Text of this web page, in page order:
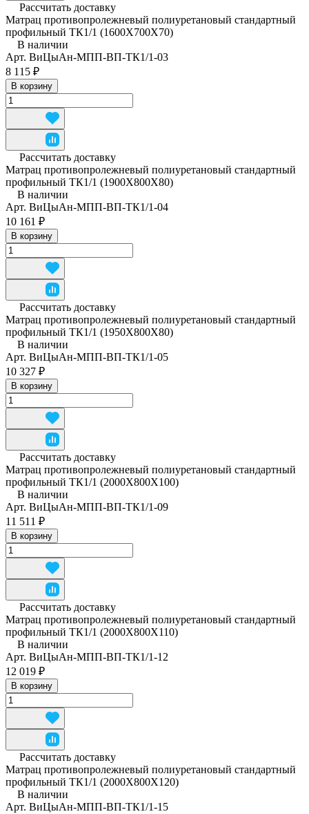
Рассчитать доставку
Матрац противопролежневый полиуретановый стандартный
профильный ТК1/1 (1600Х700Х70)
В наличии
Арт. ВиЦыАн-МПП-ВП-ТК1/1-03
8 115 ₽
В корзину
Рассчитать доставку
Матрац противопролежневый полиуретановый стандартный
профильный ТК1/1 (1900Х800Х80)
В наличии
Арт. ВиЦыАн-МПП-ВП-ТК1/1-04
10 161 ₽
В корзину
Рассчитать доставку
Матрац противопролежневый полиуретановый стандартный
профильный ТК1/1 (1950Х800Х80)
В наличии
Арт. ВиЦыАн-МПП-ВП-ТК1/1-05
10 327 ₽
В корзину
Рассчитать доставку
Матрац противопролежневый полиуретановый стандартный
профильный ТК1/1 (2000Х800Х100)
В наличии
Арт. ВиЦыАн-МПП-ВП-ТК1/1-09
11 511 ₽
В корзину
Рассчитать доставку
Матрац противопролежневый полиуретановый стандартный
профильный ТК1/1 (2000Х800Х110)
В наличии
Арт. ВиЦыАн-МПП-ВП-ТК1/1-12
12 019 ₽
В корзину
Рассчитать доставку
Матрац противопролежневый полиуретановый стандартный
профильный ТК1/1 (2000Х800Х120)
В наличии
Арт. ВиЦыАн-МПП-ВП-ТК1/1-15